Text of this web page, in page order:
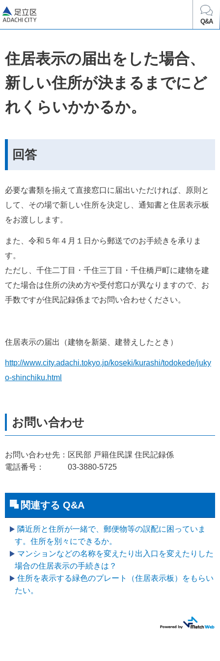
Q&A
住居表示の届出をした場合、
新しい住所が決まるまでにど
れくらいかかるか。
回答
必要な書類を揃えて直接窓口に届出いただければ、原則と
して、その場で新しい住所を決定し、通知書と住居表示板
をお渡しします。
また、令和５年４月１日から郵送でのお手続きを承りま
す。
ただし、千住二丁目・千住三丁目・千住橋戸町に建物を建
てた場合は住所の決め方や受付窓口が異なりますので、お
手数ですが住民記録係までお問い合わせください。
住居表示の届出（建物を新築、建替えしたとき）
http://www.city.adachi.tokyo.jp/koseki/kurashi/todokede/juky
o-shinchiku.html
お問い合わせ先：区民部 戸籍住民課 住民記録係
電話番号： 03-3880-5725
関連する Q&A
隣近所と住所が一緒で、郵便物等の誤配に困っていま
す。住所を別々にできるか。
マンションなどの名称を変えたり出入口を変えたりした
場合の住居表示の手続きは？
住所を表示する緑色のプレート（住居表示板）をもらい
たい。